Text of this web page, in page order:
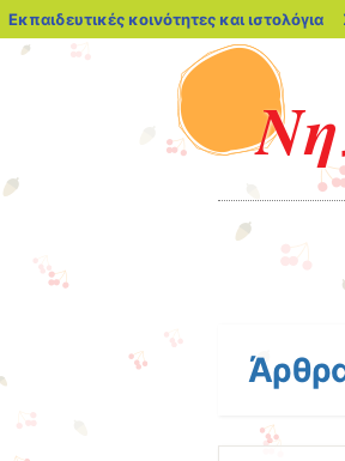
Εκπαιδευτικές κοινότητες και ιστολόγια